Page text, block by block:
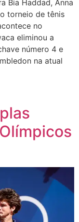
Bia Haddad, Anna
torneio de tênis
no
eliminou a
número 4 e
na atual